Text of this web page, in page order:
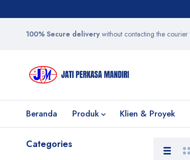
100% Secure delivery without contacting the courier
Beranda Produk Klien & Proyek
Categories